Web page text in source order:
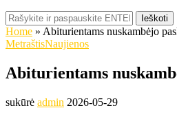
Ieškoti
Home » Abiturientams nuskambėjo
MetraštisNaujienos
Abiturientams
sukūrė admin 2026-05-29